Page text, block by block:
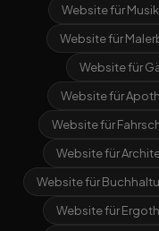
Website für
Website für
Website für
Website für
Website für
Website für
Website für
Website für